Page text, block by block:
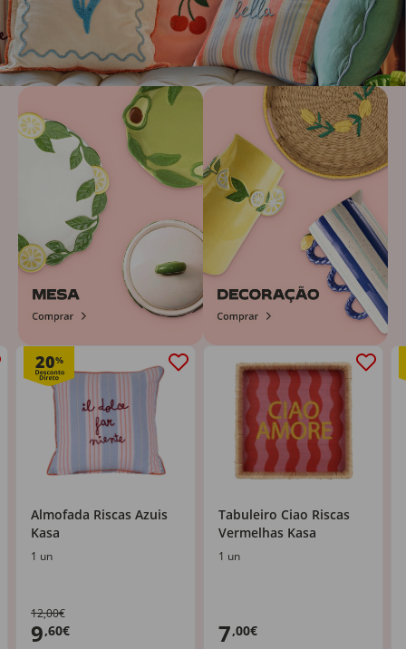
20%
Almofada Riscas Azuis
Kasa
1 un
12,00€
9,60€
Tabuleiro Ciao Riscas
Vermelhas Kasa
1 un
7,00€